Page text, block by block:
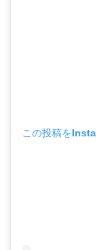
この投稿を